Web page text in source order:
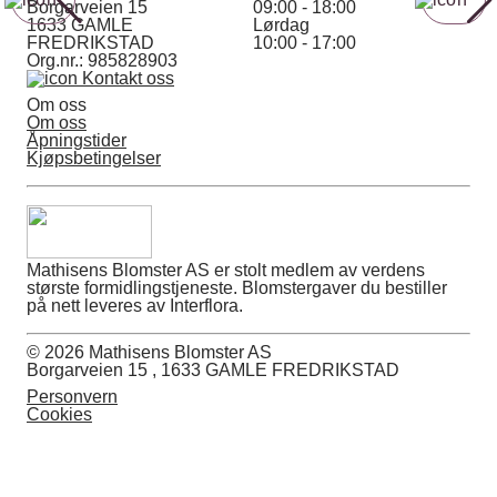
for å beskytte blomstene.
Hver blomst er unik, så noen ganger kan
fargene variere, eller vi gjør små justeringer
Vase er ikke inkludert, men du finner flere
fine alternativer i handlekurven som kan
legges til din bestilling.
Borgarveien 15
1633 GAMLE
FREDRIKSTAD
Org.nr.: 985828903
Kontakt oss
09:00 - 18:00
Lørdag
10:00 - 17:00
Om oss
Om oss
Åpningstider
Kjøpsbetingelser
Mathisens Blomster AS er stolt medlem av verdens
største formidlingstjeneste. Blomstergaver du bestiller
på nett leveres av Interflora.
© 2026 Mathisens Blomster AS
Borgarveien 15 , 1633 GAMLE FREDRIKSTAD
Personvern
Cookies